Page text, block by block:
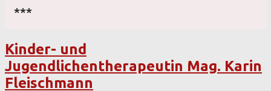
***
Kinder- und
Jugendlichentherapeutin Mag. Karin
Fleischmann